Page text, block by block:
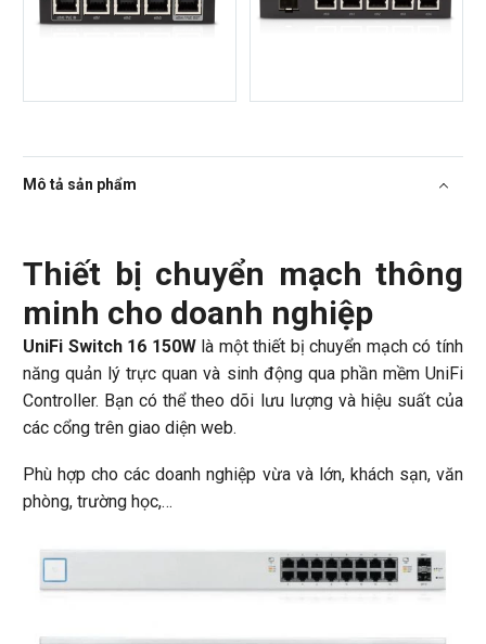
Mô tả sản phẩm
Thiết bị chuyển mạch thông
minh cho doanh nghiệp
UniFi Switch 16 150Wlà một thiết bị chuyển mạch có tính
năng quản lý trực quan và sinh động qua phần mềm UniFi
Controller. Bạn có thể theo dõi lưu lượng và hiệu suất của
các cổng trên giao diện web.
Phù hợp cho các doanh nghiệp vừa và lớn, khách sạn, văn
phòng, trường học,…